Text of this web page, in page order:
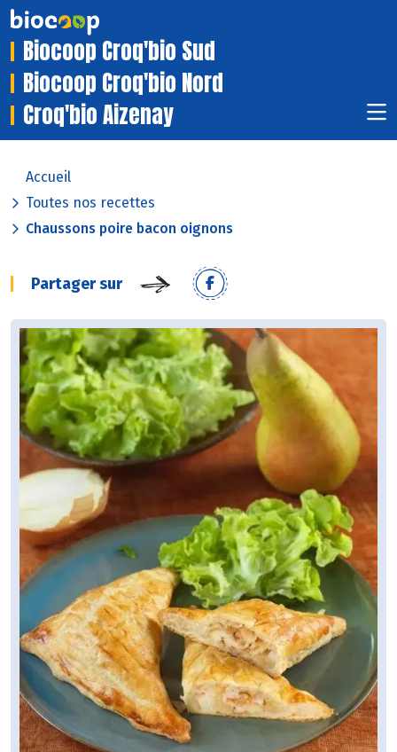
Biocoop Croq'bio Sud
Biocoop Croq'bio Nord
Croq'bio Aizenay
Accueil
Toutes nos recettes
Chaussons poire bacon oignons
Partager sur